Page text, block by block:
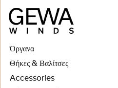
Όργανα
Θήκες & Βαλίτσες
Accessories